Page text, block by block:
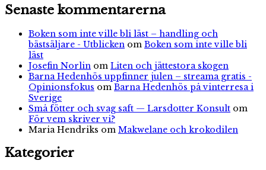
Senaste kommentarerna
Boken som inte ville bli läst – handling och
bästsäljare - Utblicken om Boken som inte ville bli
läst
Josefin Norlin om Liten och jättestora skogen
Barna Hedenhös uppfinner julen – streama gratis -
Opinionsfokus om Barna Hedenhös på vinterresa i
Sverige
Små fötter och svag saft — Larsdotter Konsult om
För vem skriver vi?
Maria Hendriks om Makwelane och krokodilen
Kategorier